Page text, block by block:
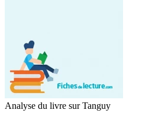
Analyse du livre sur Tanguy